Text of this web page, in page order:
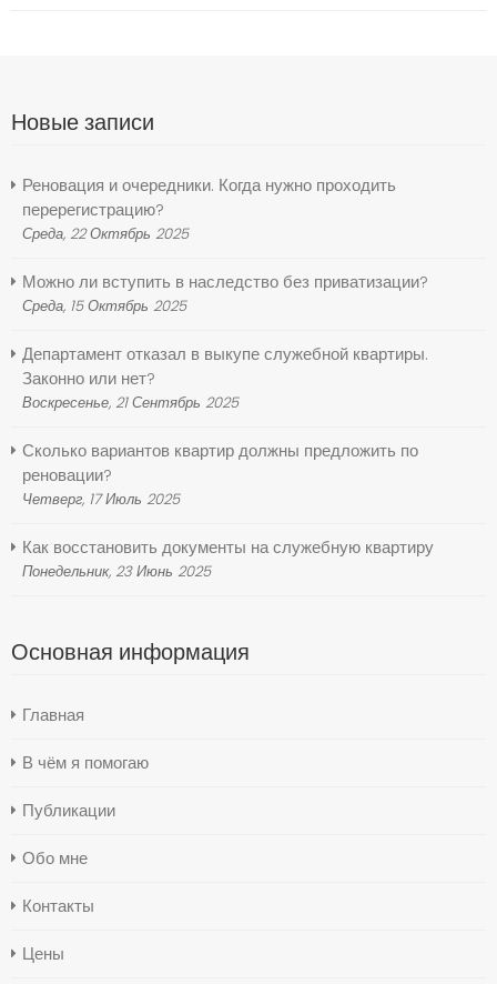
Новые записи
Реновация и очередники. Когда нужно проходить
перерегистрацию?
Среда, 22 Октябрь 2025
Можно ли вступить в наследство без приватизации?
Среда, 15 Октябрь 2025
Департамент отказал в выкупе служебной квартиры.
Законно или нет?
Воскресенье, 21 Сентябрь 2025
Сколько вариантов квартир должны предложить по
реновации?
Четверг, 17 Июль 2025
Как восстановить документы на служебную квартиру
Понедельник, 23 Июнь 2025
Основная информация
Главная
В чём я помогаю
Публикации
Обо мне
Контакты
Цены